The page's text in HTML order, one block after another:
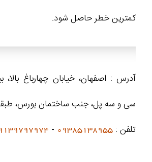
کمترین خطر حاصل شود.
آدرس : اصفهان، خیابان چهارباغ بالا،
سی و سه پل، جنب ساختمان بورس، طبقه
تلفن : 09385138955
-